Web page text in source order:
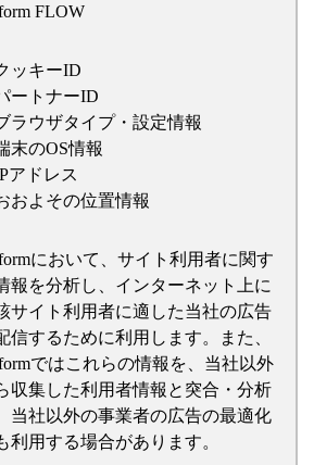
FLOW
ッキーID
ートナーID
ラウザタイプ・設定情報
末のOS情報
アドレス
およその位置情報
において、サイト利用者に関す
報を分析し、インターネット上に
サイト利用者に適した当社の広告
信するために利用します。また、
ではこれらの情報を、当社以外
収集した利用者情報と突合・分析
当社以外の事業者の広告の最適化
利用する場合があります。